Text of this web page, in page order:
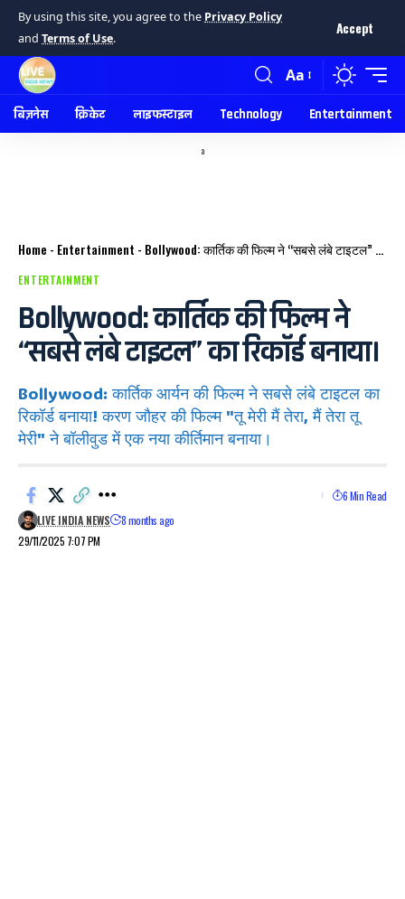
By using this site, you agree to the Privacy Policy
and Terms of Use.
Accept
Aa
बिज़नेस क्रिकेट लाइफस्टाइल Technology Entertainment
a
Home - Entertainment - Bollywood: कार्तिक की फिल्म ने “सबसे लंबे टाइटल” का रिकॉर्ड बनाया।
ENTERTAINMENT
Bollywood: कार्तिक की फिल्म ने
“सबसे लंबे टाइटल” का रिकॉर्ड बनाया।
Bollywood: कार्तिक आर्यन की फिल्म ने सबसे लंबे टाइटल का
रिकॉर्ड बनाया! करण जौहर की फिल्म "तू मेरी मैं तेरा, मैं तेरा तू
मेरी" ने बॉलीवुड में एक नया कीर्तिमान बनाया।
29/11/2025 7:07 PM
LIVE INDIA NEWS 8 months ago
6 Min Read